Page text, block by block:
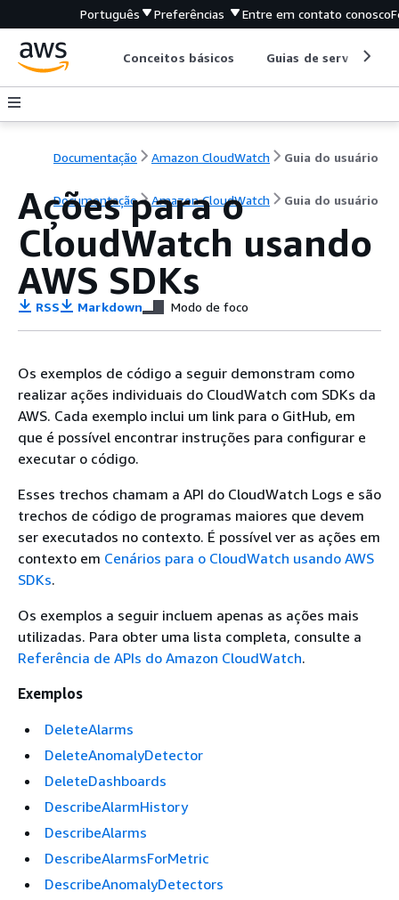
Português Preferências Entre em contato conosco
Conceitos básicos Guias de serviço
Documentação Amazon CloudWatch Guia do usuário
Documentação Amazon CloudWatch Guia do usuário
Ações para o
CloudWatch usando
AWS SDKs
RSS Markdown Modo de foco
Os exemplos de código a seguir demonstram como
realizar ações individuais do CloudWatch com SDKs da
AWS. Cada exemplo inclui um link para o GitHub, em
que é possível encontrar instruções para configurar e
executar o código.
Esses trechos chamam a API do CloudWatch Logs e são
trechos de código de programas maiores que devem
ser executados no contexto. É possível ver as ações em
contexto em Cenários para o CloudWatch usando AWS
SDKs.
Os exemplos a seguir incluem apenas as ações mais
utilizadas. Para obter uma lista completa, consulte a
Referência de APIs do Amazon CloudWatch.
Exemplos
DeleteAlarms
DeleteAnomalyDetector
DeleteDashboards
DescribeAlarmHistory
DescribeAlarms
DescribeAlarmsForMetric
DescribeAnomalyDetectors